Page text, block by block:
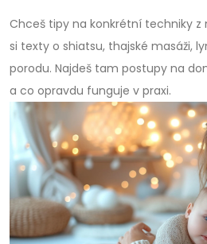
Chceš tipy na konkrétní techniky z
si texty o shiatsu, thajské masáži,
porodu. Najdeš tam postupy na
a co opravdu funguje v praxi.